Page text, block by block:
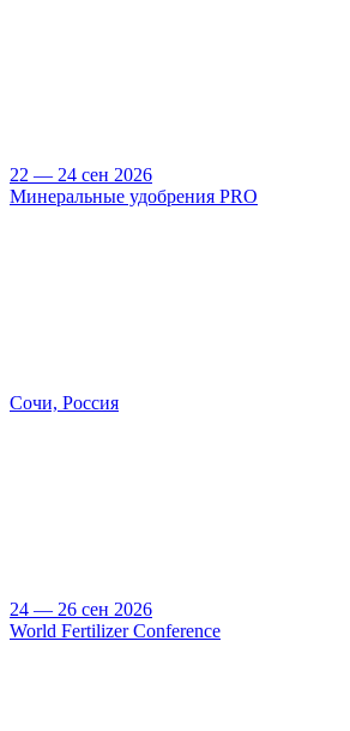
22 — 24 сен 2026
Минеральные удобрения PRO
Сочи, Россия
24 — 26 сен 2026
World Fertilizer Conference